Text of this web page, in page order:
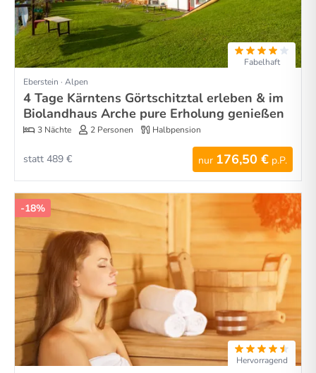
Fabelhaft
Eberstein · Alpen
4 Tage Kärntens Görtschitztal erleben & im
Biolandhaus Arche pure Erholung genießen
3 Nächte 2 Personen Halbpension
nur 176,50 € p.P.
statt 489 €
-18%
Hervorragend